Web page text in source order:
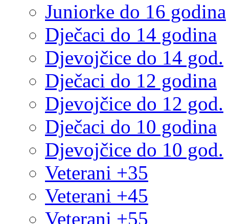
Juniorke do 16 godina
Dječaci do 14 godina
Djevojčice do 14 god.
Dječaci do 12 godina
Djevojčice do 12 god.
Dječaci do 10 godina
Djevojčice do 10 god.
Veterani +35
Veterani +45
Veterani +55